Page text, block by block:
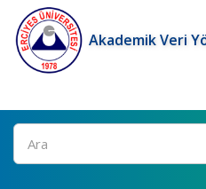
Akademik Veri
Ara